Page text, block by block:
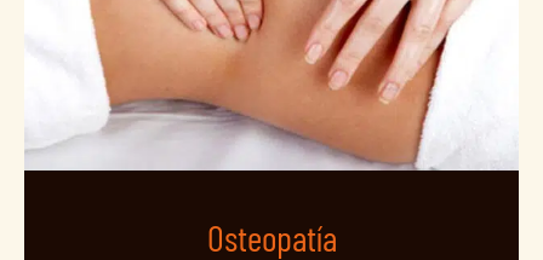
Osteopatía